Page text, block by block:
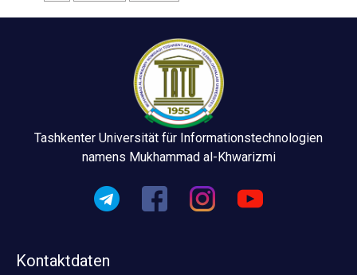
Tashkenter Universität für Informationstechnologien
namens Mukhammad al-Khwarizmi
Kontaktdaten